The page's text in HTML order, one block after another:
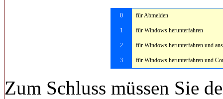
0 für Abmelden
1 für Windows herunterfahren
2 für Windows herunterfahren und
3 für Windows herunterfahren und
Zum Schluss müssen Sie